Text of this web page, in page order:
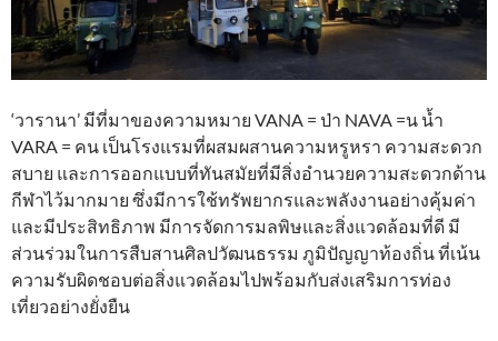
‘วารานา’ มีที่มาของความหมาย VANA = ป่า NAVA =น น้ำ
VARA = คน เป็นโรงแรมที่ผสมผสานความหรูหรา ความสะดวก
สบาย และการออกแบบที่ทันสมัยที่มีสิ่งอำนวยความสะดวกด้าน
กีฬาไว้มากมาย ซึ่งมีการใช้ทรัพยากรและพลังงานอย่างคุ้มค่า
และมีประสิทธิภาพ มีการจัดการมลพิษและสิ่งแวดล้อมที่ดี มี
ส่วนร่วมในการสืบสานศิลปวัฒนธรรม ภูมิปัญญาท้องถิ่น ที่เน้น
ความรับผิดชอบต่อสิ่งแวดล้อมไปพร้อมกับส่งเสริมการท่อง
เที่ยวอย่างยั่งยืน